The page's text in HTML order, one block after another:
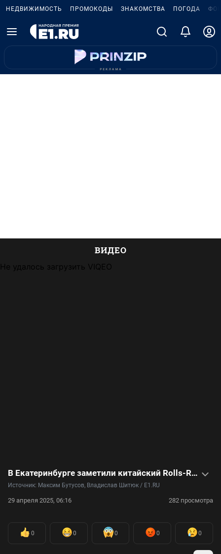
НЕДВИЖИМОСТЬ ПРОМОКОДЫ ЗНАКОМСТВА ПОГОДА
ВИДЕО
Не удалось загрузить VIQEO
В Екатеринбурге заметили китайский Rolls-Royce. Стоит ли он своих денег?
Источник: Максим Бутусов, Владислав Шитюк / E1.RU
29 апреля 2025, 06:16 282 просмотра
0 0 0 0 0